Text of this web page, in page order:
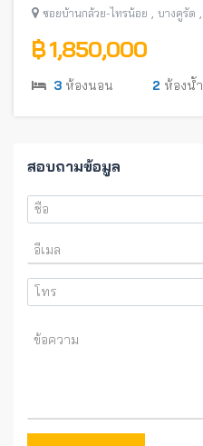
ซอยบ้านกล้วย-ไทรน้อย , บางคูรัด ,
฿ 1,850,000
3 ห้องนอน 2 ห้องน้ำ
สอบถามข้อมูล